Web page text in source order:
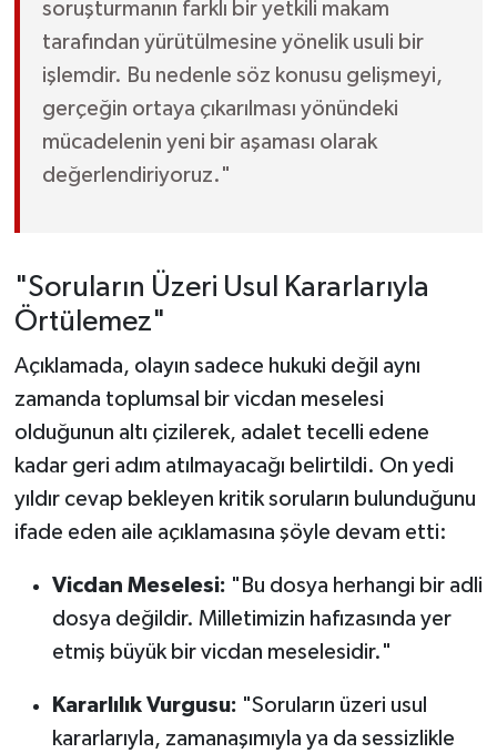
soruşturmanın farklı bir yetkili makam
tarafından yürütülmesine yönelik usuli bir
işlemdir. Bu nedenle söz konusu gelişmeyi,
gerçeğin ortaya çıkarılması yönündeki
mücadelenin yeni bir aşaması olarak
değerlendiriyoruz."
"Soruların Üzeri Usul Kararlarıyla
Örtülemez"
Açıklamada, olayın sadece hukuki değil aynı
zamanda toplumsal bir vicdan meselesi
olduğunun altı çizilerek, adalet tecelli edene
kadar geri adım atılmayacağı belirtildi. On yedi
yıldır cevap bekleyen kritik soruların bulunduğunu
ifade eden aile açıklamasına şöyle devam etti:
Vicdan Meselesi: "Bu dosya herhangi bir adli
dosya değildir. Milletimizin hafızasında yer
etmiş büyük bir vicdan meselesidir."
Kararlılık Vurgusu: "Soruların üzeri usul
kararlarıyla, zamanaşımıyla ya da sessizlikle